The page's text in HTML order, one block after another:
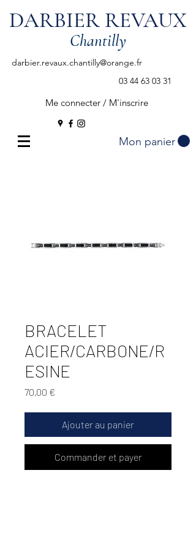
DARBIER REVAUX
Chantilly
darbier.revaux.chantilly@orange.fr
03 44 63 03 31
Me connecter / M'inscrire
Mon panier
BRACELET
ACIER/CARBONE/R
ESINE
70,00 €
Ajouter au panier
Commander et payer